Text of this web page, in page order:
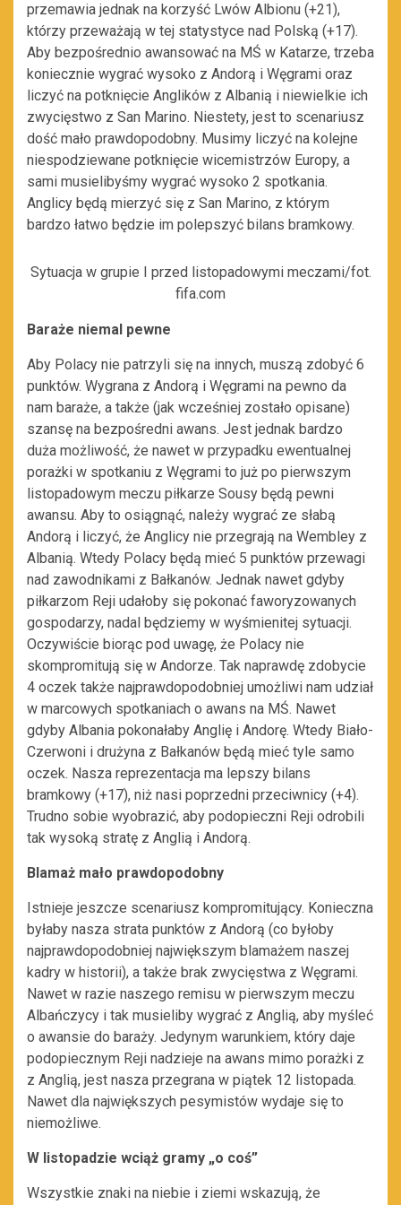
przemawia jednak na korzyść Lwów Albionu (+21),
którzy przeważają w tej statystyce nad Polską (+17).
Aby bezpośrednio awansować na MŚ w Katarze, trzeba
koniecznie wygrać wysoko z Andorą i Węgrami oraz
liczyć na potknięcie Anglików z Albanią i niewielkie ich
zwycięstwo z San Marino. Niestety, jest to scenariusz
dość mało prawdopodobny. Musimy liczyć na kolejne
niespodziewane potknięcie wicemistrzów Europy, a
sami musielibyśmy wygrać wysoko 2 spotkania.
Anglicy będą mierzyć się z San Marino, z którym
bardzo łatwo będzie im polepszyć bilans bramkowy.
Sytuacja w grupie I przed listopadowymi meczami/fot.
fifa.com
Baraże niemal pewne
Aby Polacy nie patrzyli się na innych, muszą zdobyć 6
punktów. Wygrana z Andorą i Węgrami na pewno da
nam baraże, a także (jak wcześniej zostało opisane)
szansę na bezpośredni awans. Jest jednak bardzo
duża możliwość, że nawet w przypadku ewentualnej
porażki w spotkaniu z Węgrami to już po pierwszym
listopadowym meczu piłkarze Sousy będą pewni
awansu. Aby to osiągnąć, należy wygrać ze słabą
Andorą i liczyć, że Anglicy nie przegrają na Wembley z
Albanią. Wtedy Polacy będą mieć 5 punktów przewagi
nad zawodnikami z Bałkanów. Jednak nawet gdyby
piłkarzom Reji udałoby się pokonać faworyzowanych
gospodarzy, nadal będziemy w wyśmienitej sytuacji.
Oczywiście biorąc pod uwagę, że Polacy nie
skompromitują się w Andorze. Tak naprawdę zdobycie
4 oczek także najprawdopodobniej umożliwi nam udział
w marcowych spotkaniach o awans na MŚ. Nawet
gdyby Albania pokonałaby Anglię i Andorę. Wtedy Biało-
Czerwoni i drużyna z Bałkanów będą mieć tyle samo
oczek. Nasza reprezentacja ma lepszy bilans
bramkowy (+17), niż nasi poprzedni przeciwnicy (+4).
Trudno sobie wyobrazić, aby podopieczni Reji odrobili
tak wysoką stratę z Anglią i Andorą.
Blamaż mało prawdopodobny
Istnieje jeszcze scenariusz kompromitujący. Konieczna
byłaby nasza strata punktów z Andorą (co byłoby
najprawdopodobniej największym blamażem naszej
kadry w historii), a także brak zwycięstwa z Węgrami.
Nawet w razie naszego remisu w pierwszym meczu
Albańczycy i tak musieliby wygrać z Anglią, aby myśleć
o awansie do baraży. Jedynym warunkiem, który daje
podopiecznym Reji nadzieje na awans mimo porażki z
z Anglią, jest nasza przegrana w piątek 12 listopada.
Nawet dla największych pesymistów wydaje się to
niemożliwe.
W listopadzie wciąż gramy „o coś”
Wszystkie znaki na niebie i ziemi wskazują, że